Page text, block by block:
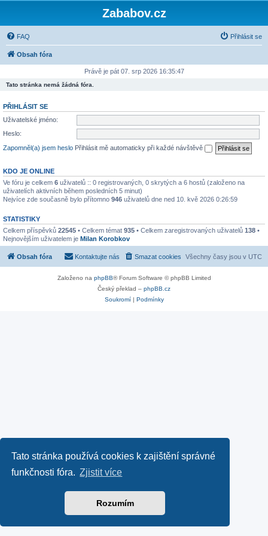
Tato stránka používá cookies k zajištění správné
funkčnosti fóra. Zjistit více
Rozumím
Zababov.cz
FAQ Přihlásit se
Obsah fóra
Právě je pát 07. srp 2026 16:35:47
Tato stránka nemá žádná fóra.
PŘIHLÁSIT SE
Uživatelské jméno:
Heslo:
Zapomněl(a) jsem heslo Přihlásit mě automaticky při každé návštěvě
KDO JE ONLINE
Ve fóru je celkem 6 uživatelů :: 0 registrovaných, 0 skrytých a 6 hostů (založeno na
uživatelích aktivních během posledních 5 minut)
Nejvíce zde současně bylo přítomno 946 uživatelů dne ned 10. kvě 2026 0:26:59
STATISTIKY
Celkem příspěvků 22545 • Celkem témat 935 • Celkem zaregistrovaných uživatelů 138 •
Nejnovějším uživatelem je Milan Korobkov
Obsah fóra Všechny časy jsou v UTC
Smazat cookies
Kontaktujte nás
Založeno na phpBB® Forum Software © phpBB Limited
Český překlad – phpBB.cz
Soukromí| Podmínky